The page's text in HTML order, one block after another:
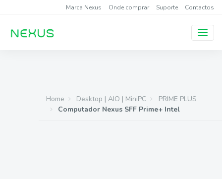
Marca Nexus Onde comprar Suporte Contactos
Home Desktop | AIO | MiniPC
PRIME PLUS
Computador Nexus SFF Prime+ Intel